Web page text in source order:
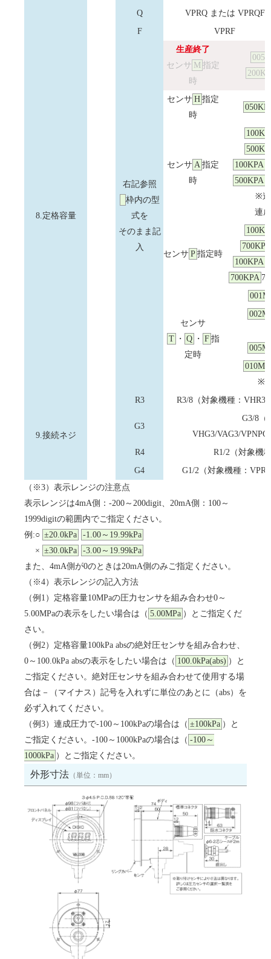
Q
VPRQ または VPRQF
F
VPRF
8.定格容量
右記参照
枠内の型
式を
そのまま記
入
生産終了
センサ M 指定
時
センサ H 指定
時
センサ A 指定
時
100KPA
500KPA
※連
連
センサ P 指定時
700KPG
100KPA
700KPA
センサ
T
・ Q ・ F 指
定時
※
9.接続ネジ
R3 R3/8（対象機種：VHR3/
G3
G3/8（
VHG3/VAG3/
R4
R1/2（対象機
G4
G1/2（対象機種：
（※3）表示レンジの注意点
表示レンジは4mA側：-200～200digit、20mA側：100～
1999digitの範囲内でご指定ください。
例:○ ±20.0kPa
-1.00～19.99kPa
× ±30.0kPa
-3.00～19.99kPa
また、4mA側が0のときは20mA側のみご指定ください。
（※4）表示レンジの記入方法
（例1）定格容量10MPaの圧力センサを組み合わせ0～
5.00MPaの表示をしたい場合は（ 5.00MPa ）とご指定くだ
さい。
（例2）定格容量100kPa absの絶対圧センサを組み合わせ、
0～100.0kPa absの表示をしたい場合は（ 100.0kPa(abs) ）と
ご指定ください。絶対圧センサを組み合わせて使用する場
合は－（マイナス）記号を入れずに単位のあとに（abs）を
必ず入れてください。
（例3）連成圧力で-100～100kPaの場合は（ ±100kPa ）と
ご指定ください。-100～1000kPaの場合は（ -100～
1000kPa ）とご指定ください。
外形寸法 （単位：mm）